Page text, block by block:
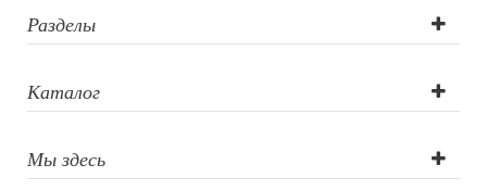
Тампопечать по
силиконовому и
прорезиненному
Разделы
Каталог
Мы здесь